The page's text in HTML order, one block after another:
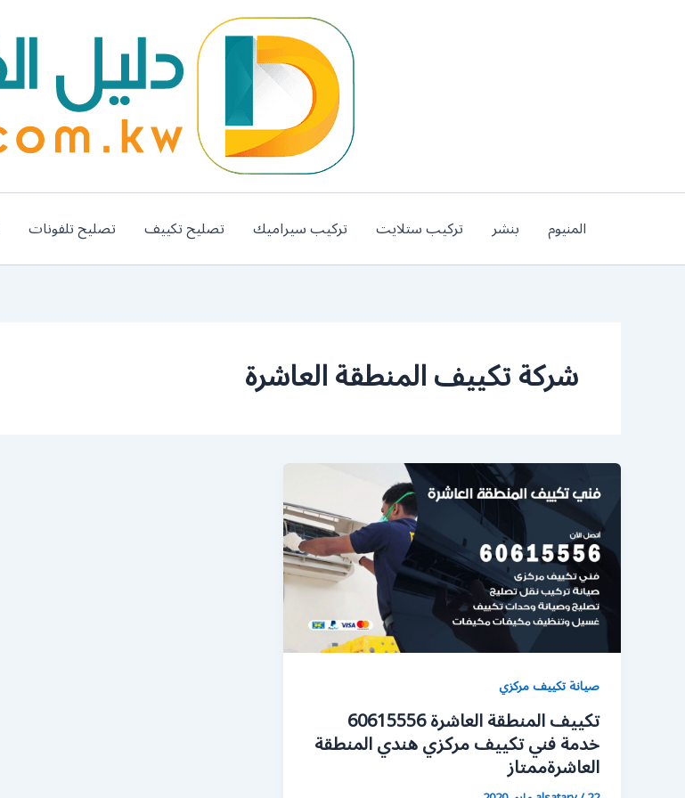
المنيوم بنشر تركيب ستلايت تركيب سيراميك تصليح تكييف تصليح تلفونات
شركة تكييف المنطقة العاشرة
صيانة تكييف مركزي
تكييف المنطقة العاشرة 60615556
خدمة فني تكييف مركزي هندي المنطقة
العاشرةممتاز